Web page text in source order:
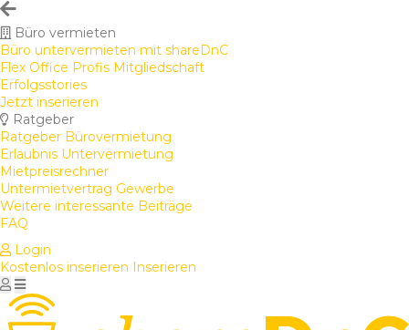
Büro vermieten
Büro untervermieten mit shareDnC
Flex Office Profis Mitgliedschaft
Erfolgsstories
Jetzt inserieren
Ratgeber
Ratgeber Bürovermietung
Erlaubnis Untervermietung
Mietpreisrechner
Untermietvertrag Gewerbe
Weitere interessante Beiträge
FAQ
Login
Kostenlos inserieren Inserieren